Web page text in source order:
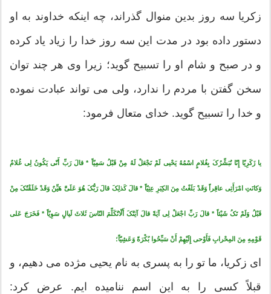
زکریا سه روز بدین منوال گذراند، چه این‏که خداوند به او
دستور داده بود در مدت این سه روز خدا را زیاد یاد کرده
و در صبح و شام او را تسبیح گوید؛ زیرا وى هر چند توان
سخن گفتن با مردم را ندارد، ولى مى‏ تواند عبادت نموده
و خدا را تسبیح گوید. خداى متعال فرمود:
یا زَکَرِیّا إِنّا نُبَشِّرُکَ بِغُلامٍ اسْمُهُ یَحْیى‏ لَمْ نَجْعَلْ لَهُ مِنْ قَبْلُ سَمِیّاً * قالَ رَبِّ أَنّى‏ یَکُونُ لِى غُلامٌ
وَکانَتِ امْرَأَتِى عاقِراً وَقَدْ بَلَغْتُ مِنَ الکِبَرِ عِتِیّاً * قالَ کَذلِکَ قالَ رَبُّکَ هُوَ عَلَیَّ هَیِّنٌ وَقَدْ خَلَقْتُکَ مِنْ
قَبْلُ وَلَمْ تَکُ شَیْئاً * قالَ رَبِّ اجْعَلْ لِی آیَةً قالَ آیَتُکَ أَلّاتُکَلِّمَ النّاسَ ثَلاثَ لَیالٍ سَوِیّاً * فَخَرَجَ عَلى‏
قَوْمِهِ مِنَ المِحْرابِ فَأَوْحى‏ إِلَیْهِمْ أَنْ سَبِّحُوا بُکْرَةً وَعَشِیّاً؛
اى زکریا، ما تو را به پسرى به ‏نام یحیى مژده مى ‏دهیم، و
قبلاً کسى را به این اسم ننامیده‏ ایم. عرض کرد: